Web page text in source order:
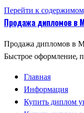
Перейти к
Продажа дипломов в
Продажа дипломов в
Быстрое оформление,
Главная
Информация
Купить диплом